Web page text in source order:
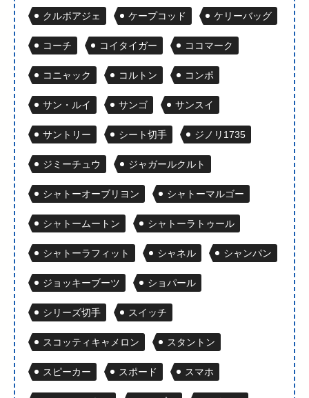
クルボアジェ ケープコッド ケリーバッグ
コーチ コイタイガー ココマーク
コニャック コルトン コンポ
サン・ルイ サンゴ サンスイ
サントリー シート切手 ジノリ1735
ジミーチュウ ジャガールクルト
シャトーオーブリヨン シャトーマルゴー
シャトームートン シャトーラトゥール
シャトーラフィット シャネル シャンパン
ジョッキーブーツ ショパール
シリーズ切手 スイッチ
スコッティキャメロン スタントン
スピーカー スポード スマホ